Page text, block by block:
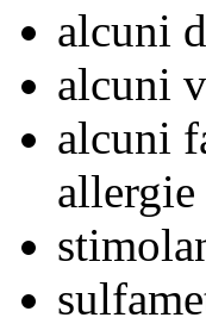
alcuni
alcuni
alcuni
allergie